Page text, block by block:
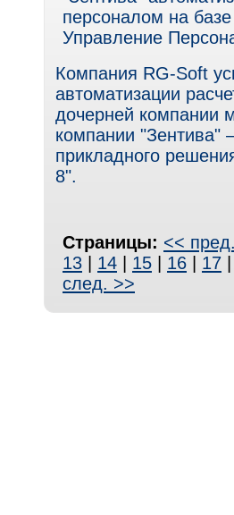
персоналом на
Управление
Компания RG-Soft
автоматизации
дочерней компании
компании
прикладного
8".
Страницы: <<
13
14 15 16 17
след. >>